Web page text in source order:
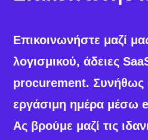
Επικοινωνήστε μαζί
λογισμικού, άδειες
procurement. Συνήθως
εργάσιμη ημέρα μέσω
Ας βρούμε μαζί τις